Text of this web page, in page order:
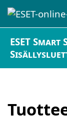
ESET